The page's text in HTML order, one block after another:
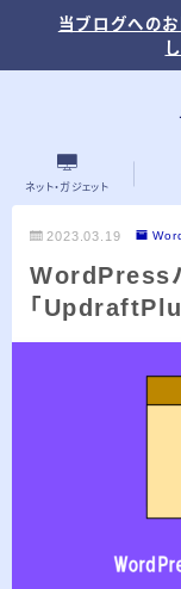
当ブログへの
最近の投稿
「
月
ネット・ガジェット
2023.03.19
WordPress
「